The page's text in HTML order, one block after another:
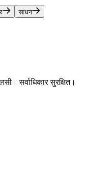
साधन​​
सर्वाधिकार सुरक्षित।​​